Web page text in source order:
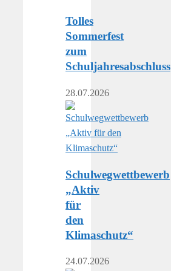
Tolles
Sommerfest
zum
Schuljahresabschluss
28.07.2026
Schulwegwettbewerb
„Aktiv
für
den
Klimaschutz“
24.07.2026